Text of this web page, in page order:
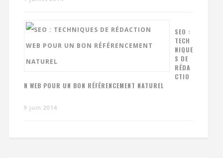
SEO :
TECH
NIQUE
S DE
RÉDA
CTIO
N WEB POUR UN BON RÉFÉRENCEMENT NATUREL
9 juin 2014